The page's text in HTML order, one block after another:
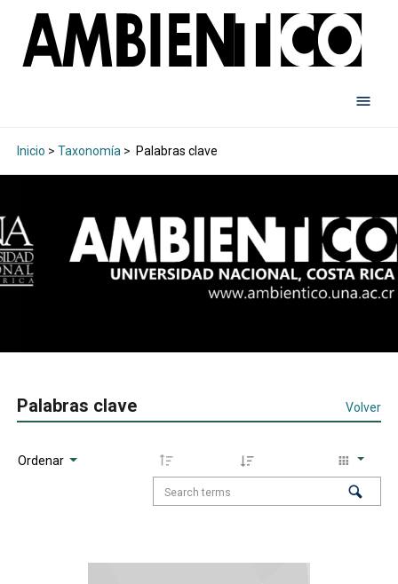
Inicio > Taxonomía > Palabras clave
Palabras clave Volver
Ordenar